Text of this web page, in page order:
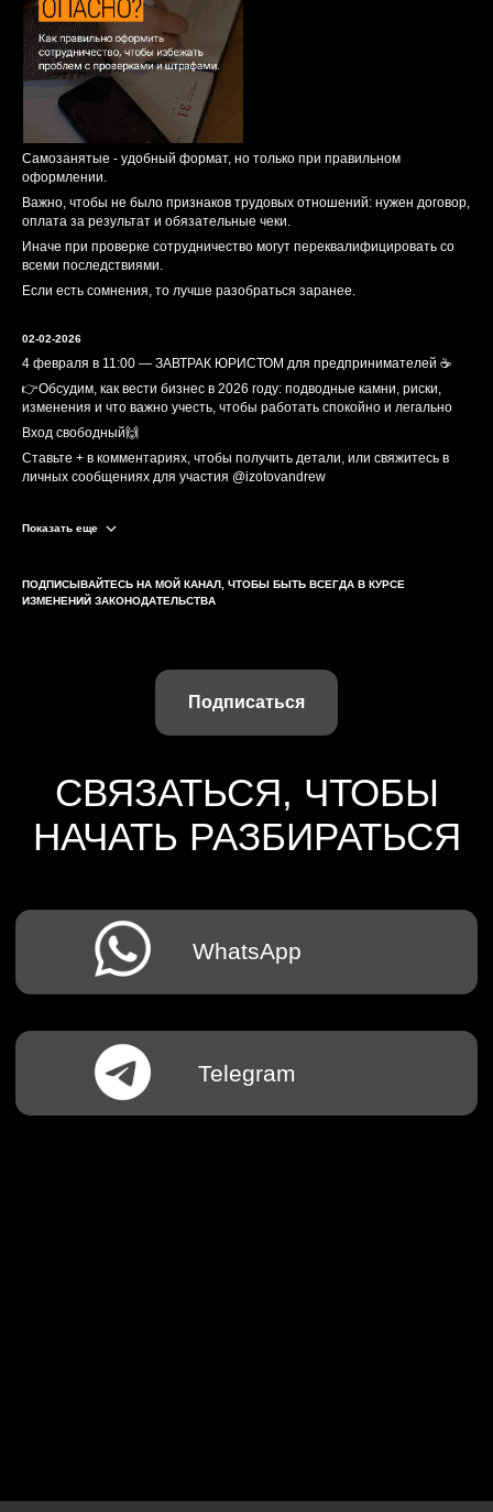
02-02-2026
4 февраля в 11:00 — ЗАВТРАК ЮРИСТОМ для предпринимателей ☕️
👉Обсудим, как вести бизнес в 2026 году: подводные камни, риски,
изменения и что важно учесть, чтобы работать спокойно и легально
Вход свободный🙌
Ставьте + в комментариях, чтобы получить детали, или свяжитесь в
личных сообщениях для участия @izotovandrew
Показать еще
ПОДПИСЫВАЙТЕСЬ НА МОЙ КАНАЛ, ЧТОБЫ БЫТЬ ВСЕГДА В КУРСЕ
ИЗМЕНЕНИЙ ЗАКОНОДАТЕЛЬСТВА
Подписаться